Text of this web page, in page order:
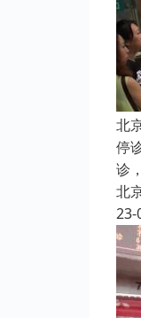
北
停
诊
北
23-